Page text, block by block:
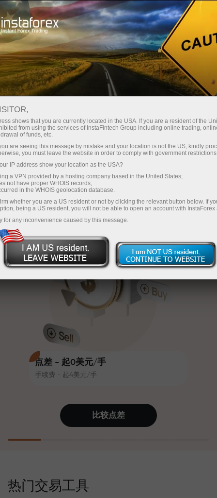
InstaForex
点差 - 起0美元/手
手续费 - 起4美元/手
通过InstaForex获得真正竞争力的机
点差和手续费，以及股票和指数交
易的优惠条件
时可获得高达30%的奖金，并享受
其他促销活动和优惠
赛道速度与交易速度共享相同价值
观。Ales Loprais将刺激与纪律元素
带入交易世界，作为InstaForex合作
伙伴，激励客户实现雄心勃勃的目
值账户即可获得iPhone、MacBook
或梦想旅行
证6个月内利润增长3倍。放心交易—
您的资金受到保护！
最低
每笔存款
30%奖金
交易速度
与赛道速度
您的专属礼物大奖
充值$333—选择价值高达$1,500的礼物
无风险交易—
我们保证您的利润
最高X1000奖金—市场上最大倍数
比较点差
热门交易工具
shows that you are currently located in the USA. If you are a resident of the
from using the services of InstaFintech Group including online trading,
of funds, etc.
are seeing this message by mistake and your location is not the US, kindly
you must leave the website in order to comply with government
IP address show your location as the USA?
a VPN provided by a hosting company based in the United States;
not have proper WHOIS records;
in the WHOIS geolocation database.
whether you are a US resident or not by clicking the relevant button below. If
being a US resident, you will not be able to open an account with InstaForex
for any inconvenience caused by this message.